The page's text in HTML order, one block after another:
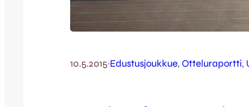
10.5.2015·Edustusjoukkue, Otteluraportti,